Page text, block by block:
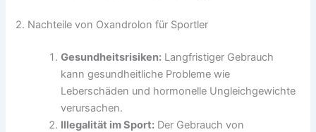
2. Nachteile von Oxandrolon für Sportler
Gesundheitsrisiken: Langfristiger Gebrauch
kann gesundheitliche Probleme wie
Leberschäden und hormonelle Ungleichgewichte
verursachen.
Illegalität im Sport: Der Gebrauch von